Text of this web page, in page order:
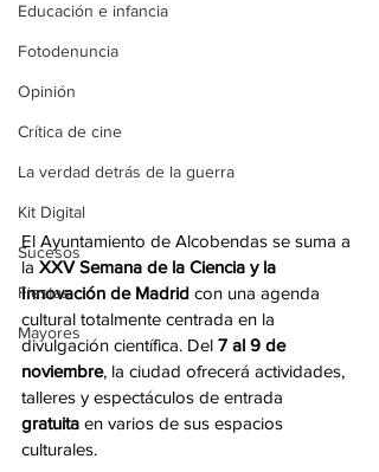
Educación e infancia
Fotodenuncia
Opinión
Crítica de cine
La verdad detrás de la guerra
Kit Digital
Sucesos
Fiestas
Mayores
El Ayuntamiento de Alcobendas se suma a
la XXV Semana de la Ciencia y la
Innovación de Madrid con una agenda
cultural totalmente centrada en la
divulgación científica. Del 7 al 9 de
noviembre, la ciudad ofrecerá actividades,
talleres y espectáculos de entrada
gratuita en varios de sus espacios
culturales.